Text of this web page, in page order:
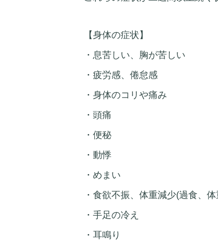
【身体の症状】
・息苦しい、胸が苦しい
・疲労感、倦怠感
・身体のコリや痛み
・頭痛
・便秘
・動悸
・ めまい
・食欲不振、体重減少(過食、
・手足の冷え
・耳鳴り